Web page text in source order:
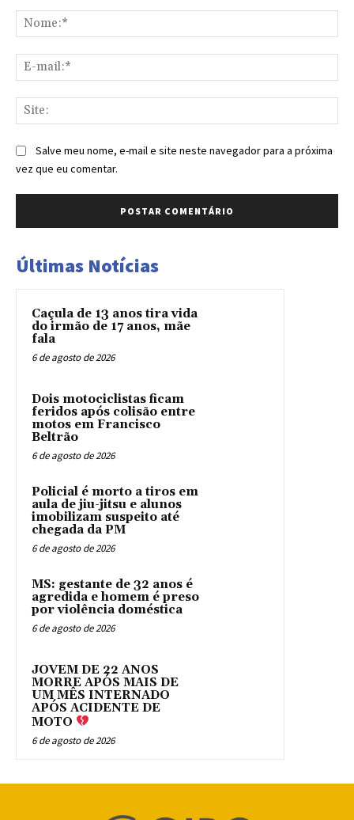
Salve meu nome, e-mail e site neste navegador para a próxima
vez que eu comentar.
Últimas Notícias
Caçula de 13 anos tira vida
do irmão de 17 anos, mãe
fala
6 de agosto de 2026
Dois motociclistas ficam
feridos após colisão entre
motos em Francisco
Beltrão
6 de agosto de 2026
Policial é morto a tiros em
aula de jiu-jitsu e alunos
imobilizam suspeito até
chegada da PM
6 de agosto de 2026
MS: gestante de 32 anos é
agredida e homem é preso
por violência doméstica
6 de agosto de 2026
JOVEM DE 22 ANOS
MORRE APÓS MAIS DE
UM MÊS INTERNADO
APÓS ACIDENTE DE
MOTO
6 de agosto de 2026